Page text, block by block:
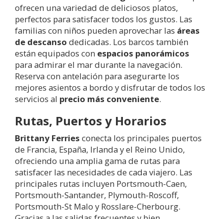
ofrecen una variedad de deliciosos platos,
perfectos para satisfacer todos los gustos. Las
familias con niños pueden aprovechar las áreas
de descanso dedicadas. Los barcos también
están equipados con espacios panorámicos
para admirar el mar durante la navegación.
Reserva con antelación para asegurarte los
mejores asientos a bordo y disfrutar de todos los
servicios al precio más conveniente.
Rutas, Puertos y Horarios
Brittany Ferries conecta los principales puertos
de Francia, España, Irlanda y el Reino Unido,
ofreciendo una amplia gama de rutas para
satisfacer las necesidades de cada viajero. Las
principales rutas incluyen Portsmouth-Caen,
Portsmouth-Santander, Plymouth-Roscoff,
Portsmouth-St Malo y Rosslare-Cherbourg.